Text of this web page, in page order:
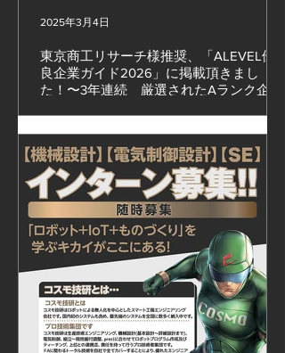
東京商工リサーチ様推奨、「ALEVEL優
良企業ガイド2026」に掲載頂きまし
た！〜3年連続 厳選されたAランク企
#スマートファクトリー #ロボットSier #コスモ技研
2025年3月4日